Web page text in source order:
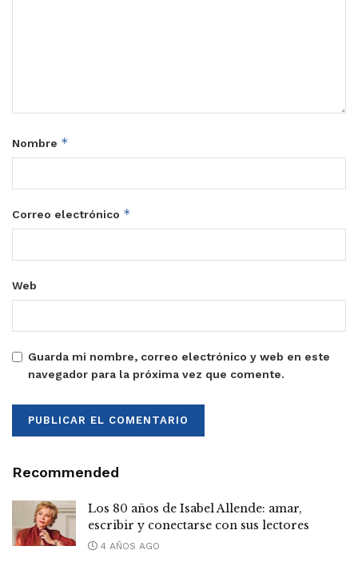
Nombre *
Correo electrónico *
Web
Guarda mi nombre, correo electrónico y web en este
navegador para la próxima vez que comente.
Recommended
Los 80 años de Isabel Allende: amar,
escribir y conectarse con sus lectores
4 AÑOS AGO